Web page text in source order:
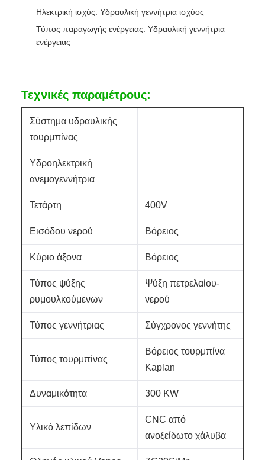
Ηλεκτρική ισχύς: Υδραυλική γεννήτρια ισχύος
Τύπος παραγωγής ενέργειας: Υδραυλική γεννήτρια
ενέργειας
Τεχνικές παραμέτρους:
Σύστημα υδραυλικής
τουρμπίνας
Υδροηλεκτρική
ανεμογεννήτρια
Τετάρτη 400V
Εισόδου νερού Βόρειος
Κύριο άξονα Βόρειος
Τύπος ψύξης
ρυμουλκούμενων
Ψύξη πετρελαίου-
νερού
Τύπος γεννήτριας Σύγχρονος γεννήτης
Τύπος τουρμπίνας
Βόρειος τουρμπίνα
Kaplan
Δυναμικότητα 300 KW
Υλικό λεπίδων
CNC από
ανοξείδωτο χάλυβα